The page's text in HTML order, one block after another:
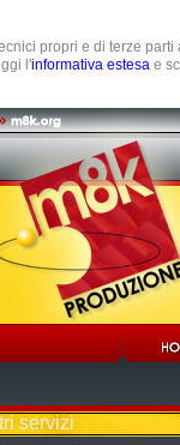
propri e di terze
l'informativa estesa e
servizi